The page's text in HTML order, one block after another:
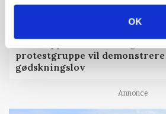
OK
protestgruppe vil
gødskningslov
Annonce